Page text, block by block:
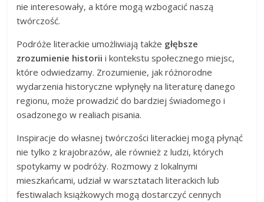
nie interesowały, a które mogą wzbogacić naszą
twórczość.
Podróże literackie umożliwiają także głębsze
zrozumienie historii i kontekstu społecznego miejsc,
które odwiedzamy. Zrozumienie, jak różnorodne
wydarzenia historyczne wpłynęły na literaturę danego
regionu, może prowadzić do bardziej świadomego i
osadzonego w realiach pisania.
Inspiracje do własnej twórczości literackiej mogą płynąć
nie tylko z krajobrazów, ale również z ludzi, których
spotykamy w podróży. Rozmowy z lokalnymi
mieszkańcami, udział w warsztatach literackich lub
festiwalach książkowych mogą dostarczyć cennych